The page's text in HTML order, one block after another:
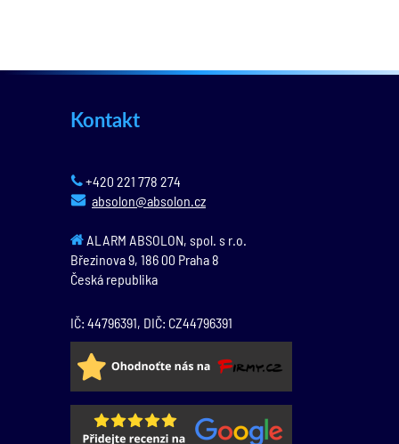
Kontakt
+420 221 778 274
absolon@absolon.cz
ALARM ABSOLON, spol. s r.o.
Březinova 9, 186 00 Praha 8
Česká republika
IČ: 44796391, DIČ: CZ44796391